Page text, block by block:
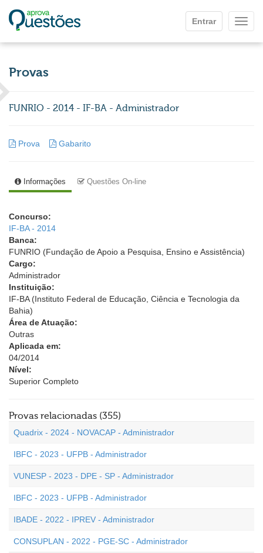
Entrar
Provas
FUNRIO - 2014 - IF-BA - Administrador
Prova Gabarito
Informações Questões On-line
Concurso:
IF-BA - 2014
Banca:
FUNRIO (Fundação de Apoio a Pesquisa, Ensino e Assistência)
Cargo:
Administrador
Instituição:
IF-BA (Instituto Federal de Educação, Ciência e Tecnologia da
Bahia)
Área de Atuação:
Outras
Aplicada em:
04/2014
Nível:
Superior Completo
Provas relacionadas (355)
Quadrix - 2024 - NOVACAP - Administrador
IBFC - 2023 - UFPB - Administrador
VUNESP - 2023 - DPE - SP - Administrador
IBFC - 2023 - UFPB - Administrador
IBADE - 2022 - IPREV - Administrador
CONSUPLAN - 2022 - PGE-SC - Administrador